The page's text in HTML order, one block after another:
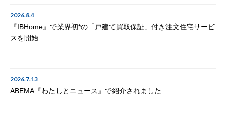
2026.8.4
『IBHome』で業界初*の「戸建て買取保証」付き注文住宅サービ
スを開始
2026.7.13
ABEMA『わたしとニュース』で紹介されました